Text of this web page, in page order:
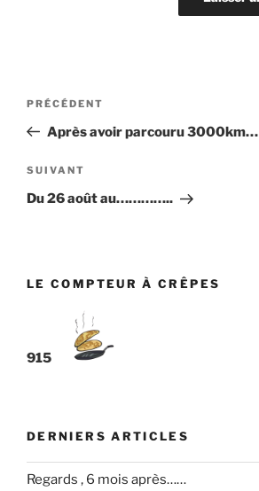
Navigation
l’article
Article
précédent
PRÉCÉDENT
Après avoir parcouru 3000km…
Article
suivant
SUIVANT
Du 26 août au…………..
LE COMPTEUR À CRÊPES
915
DERNIERS ARTICLES
Regards , 6 mois après……